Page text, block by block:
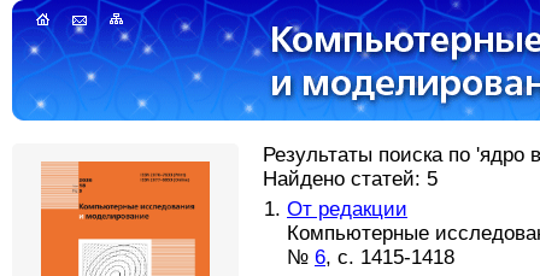
Результаты поиска по 'ядро
Найдено статей: 5
От редакции
Компьютерные
№ 6, с. 1415-1418